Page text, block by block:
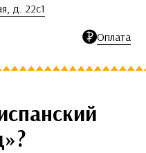
д. 22с1
Оплата